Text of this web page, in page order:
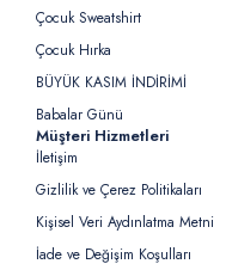
Çocuk Sweatshirt
Çocuk Hırka
BÜYÜK KASIM İNDİRİMİ
Babalar Günü
Müşteri Hizmetleri
İletişim
Gizlilik ve Çerez Politikaları
Kişisel Veri Aydınlatma Metni
İade ve Değişim Koşulları